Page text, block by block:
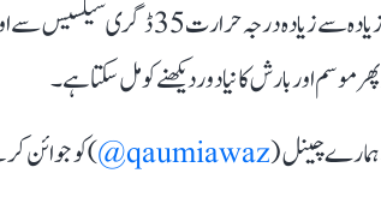
بھی اضافہ ہوگا اور 6 سے 8 ستمبر کے درمیان زیادہ
اور بارش کا نیا دور دیکھنے کو مل سکتا ہے۔
ہمارے چینل (qaumiawaz@
) کو جوائن